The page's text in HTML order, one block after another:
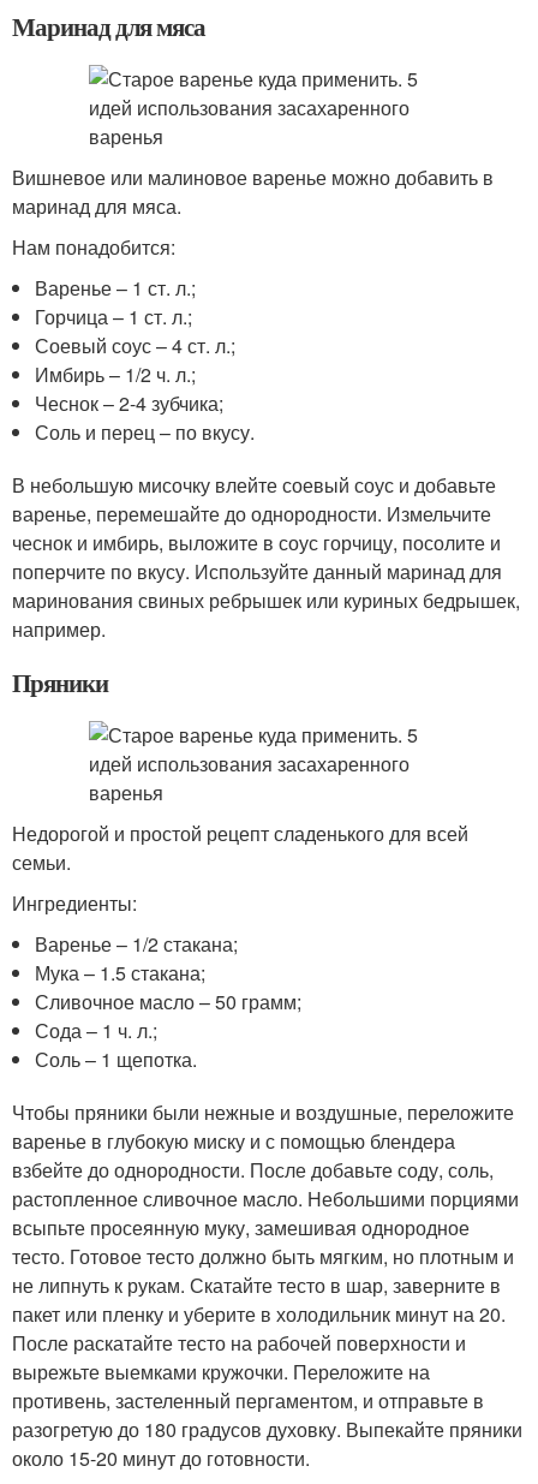
Маринад для мяса
Вишневое или малиновое варенье можно добавить в
маринад для мяса.
Нам понадобится:
Варенье – 1 ст. л.;
Горчица – 1 ст. л.;
Соевый соус – 4 ст. л.;
Имбирь – 1/2 ч. л.;
Чеснок – 2-4 зубчика;
Соль и перец – по вкусу.
В небольшую мисочку влейте соевый соус и добавьте
варенье, перемешайте до однородности. Измельчите
чеснок и имбирь, выложите в соус горчицу, посолите и
поперчите по вкусу. Используйте данный маринад для
маринования свиных ребрышек или куриных бедрышек,
например.
Пряники
Недорогой и простой рецепт сладенького для всей
семьи.
Ингредиенты:
Варенье – 1/2 стакана;
Мука – 1.5 стакана;
Сливочное масло – 50 грамм;
Сода – 1 ч. л.;
Соль – 1 щепотка.
Чтобы пряники были нежные и воздушные, переложите
варенье в глубокую миску и с помощью блендера
взбейте до однородности. После добавьте соду, соль,
растопленное сливочное масло. Небольшими порциями
всыпьте просеянную муку, замешивая однородное
тесто. Готовое тесто должно быть мягким, но плотным и
не липнуть к рукам. Скатайте тесто в шар, заверните в
пакет или пленку и уберите в холодильник минут на 20.
После раскатайте тесто на рабочей поверхности и
вырежьте выемками кружочки. Переложите на
противень, застеленный пергаментом, и отправьте в
разогретую до 180 градусов духовку. Выпекайте пряники
около 15-20 минут до готовности.